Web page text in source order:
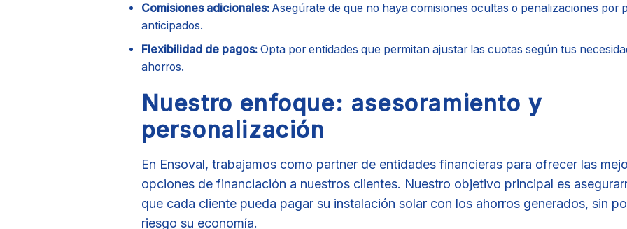
Comisiones adicionales:Asegúrate de que no haya comisiones ocultas o penalizaciones por
anticipados.
Flexibilidad de pagos:Opta por entidades que permitan ajustar las cuotas según tus
ahorros.
Nuestro enfoque: asesoramiento y
personalización
En Ensoval, trabajamos como partner de entidades financieras para ofrecer las
opciones de financiación a nuestros clientes. Nuestro objetivo principal es
que cada cliente pueda pagar su instalación solar con los ahorros generados, sin
riesgo su economía.